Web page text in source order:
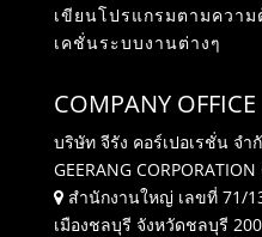
เขียนโปรแกรมตามควา
เคชั่นระบบงานต่างๆ
COMPANY OFFICE
บริษัท จีรัง คอร์เปอเรชั่น จำ
GEERANG CORPORATION
สำนักงานใหญ่ เลขที่ 71/
เมืองชลบุรี จังหวัดชลบุรี